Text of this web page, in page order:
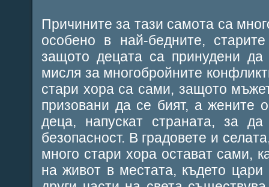
Причините за тази самота са
особено в най-бедните,
защото децата са принудени
мисля за многобройните
стари хора са сами, защото
призовани да се бият, а жените
деца, напускат страната, за
безопасност. В градовете и
много стари хора остават сами,
на живот в местата, където